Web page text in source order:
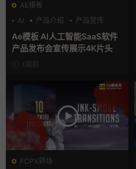
AE模板
AI
产品介绍 产品宣传
Ae模板 AI人工智能SaaS软件
产品发布会宣传展示4K片头
1周前
FCPX转场